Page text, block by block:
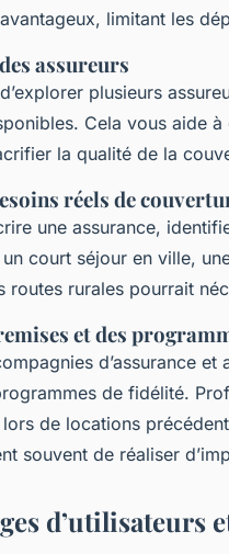
limitant les
assureurs
plusieurs
Cela vous aide
la qualité de la
réels de
une assurance,
court séjour en ville,
routes rurales pourrait
et des
d’assurance
de fidélité.
de locations
souvent de réaliser
d’utilisateurs